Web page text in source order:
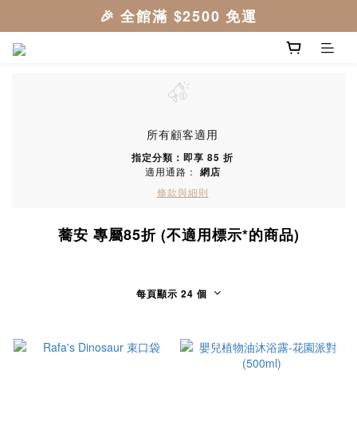
所有顧客適用
指定分類：即享 85 折
適用通路： 網店
條款與細則
蕎安 專屬85折 (不適用標示*的商品)
每頁顯示 24 個